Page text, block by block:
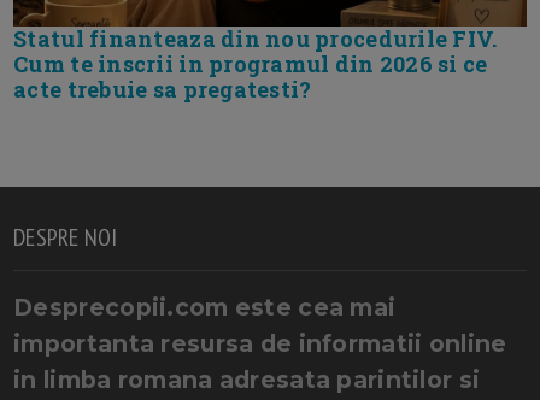
Statul finanteaza din nou procedurile FIV.
Cum te inscrii in programul din 2026 si ce
acte trebuie sa pregatesti?
DESPRE NOI
Desprecopii.com este cea mai
importanta resursa de informatii online
in limba romana adresata parintilor si